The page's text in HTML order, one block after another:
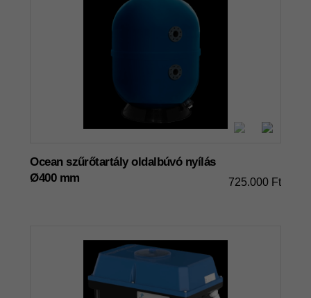
Ocean szűrőtartály oldalbúvó nyílás
Ø400 mm
725.000 Ft